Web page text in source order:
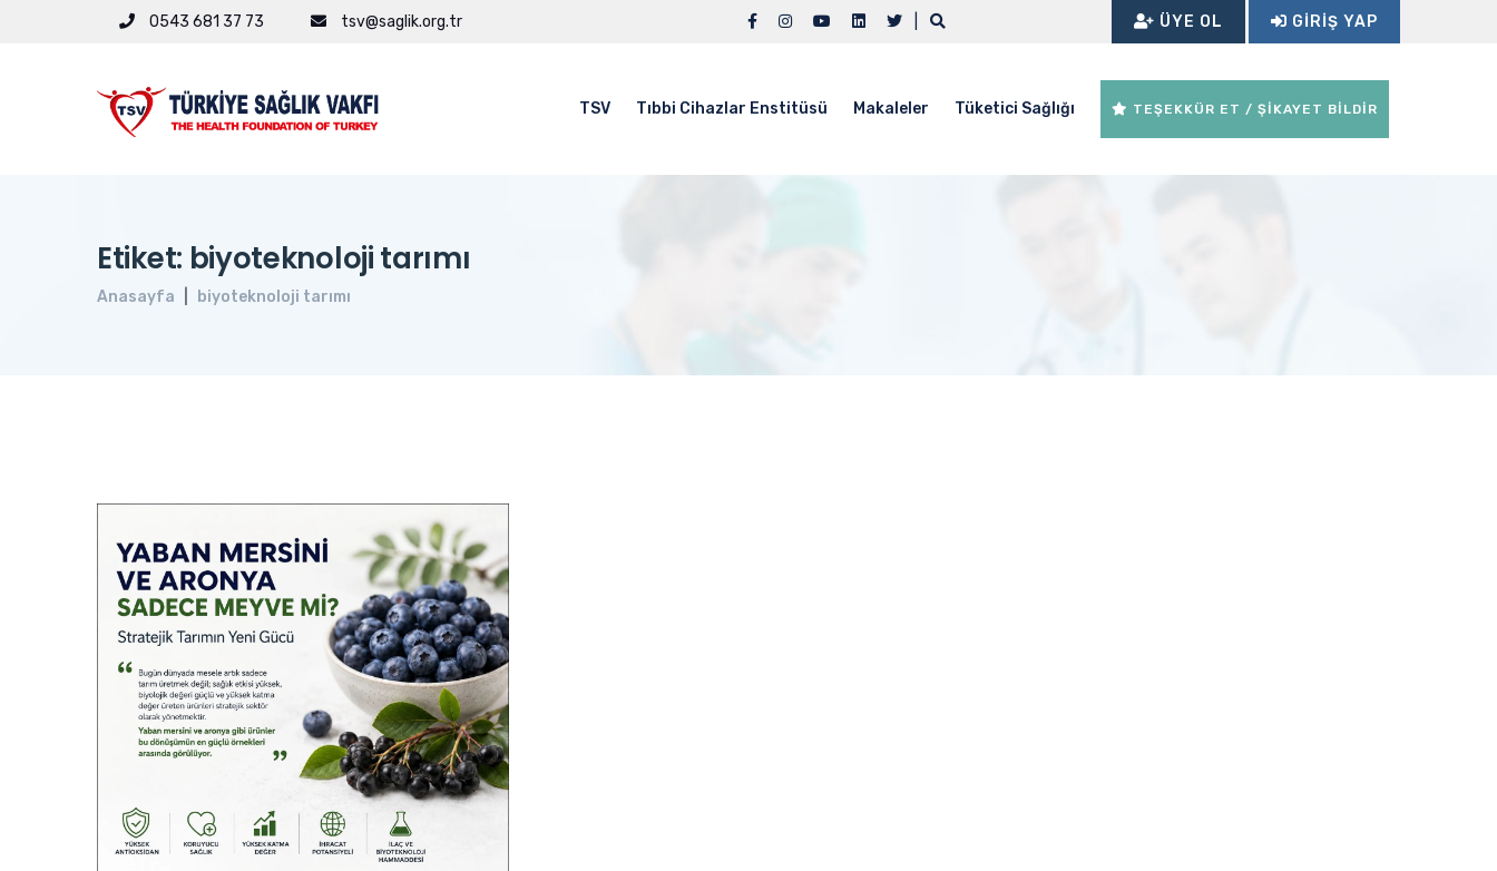
0543 681 37 73 tsv@saglik.org.tr ÜYE OL GIRIŞ YAP
TSV Tıbbi Cihazlar Enstitüsü Makaleler Tüketici Sağlığı TEŞEKKÜR ET / ŞİKAYET BİLDİR
Etiket: biyoteknoloji tarımı
Anasayfa biyoteknoloji tarımı